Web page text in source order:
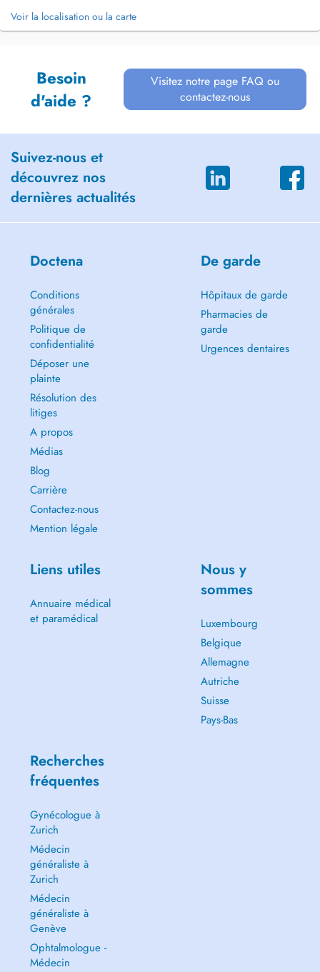
Voir la localisation ou la carte
Besoin
d'aide ?
Visitez notre page FAQ ou
contactez-nous
Suivez-nous et
découvrez nos
dernières actualités
Doctena
Conditions
générales
Politique de
confidentialité
Déposer une
plainte
Résolution des
litiges
A propos
Médias
Blog
Carrière
Contactez-nous
Mention légale
De garde
Hôpitaux de garde
Pharmacies de
garde
Urgences dentaires
Liens utiles
Annuaire médical
et paramédical
Nous y
sommes
Luxembourg
Belgique
Allemagne
Autriche
Suisse
Pays-Bas
Recherches
fréquentes
Gynécologue à
Zurich
Médecin
généraliste à
Zurich
Médecin
généraliste à
Genève
Ophtalmologue -
Médecin